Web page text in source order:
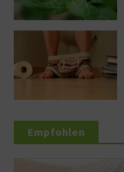
Empfohlen